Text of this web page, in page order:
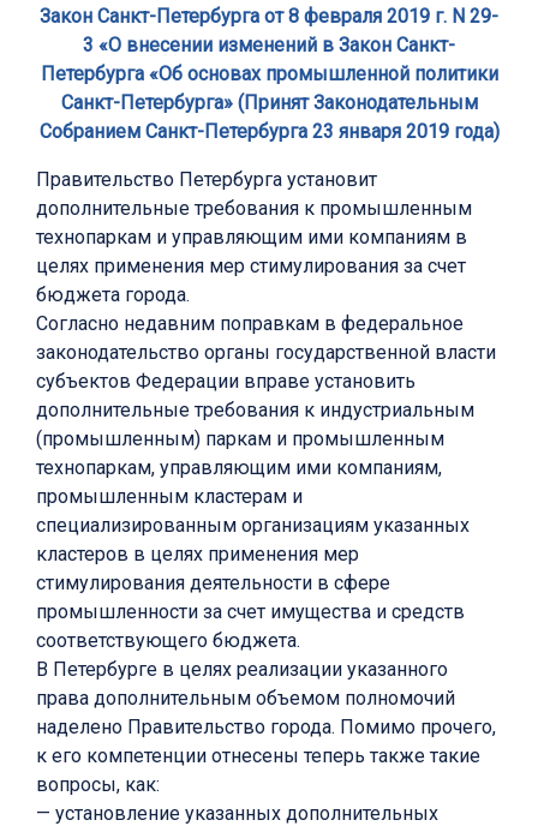
Закон Санкт-Петербурга от 8 февраля 2019 г. N 29-
3 «О внесении изменений в Закон Санкт-
Петербурга «Об основах промышленной политики
Санкт-Петербурга» (Принят Законодательным
Собранием Санкт-Петербурга 23 января 2019 года)
Правительство Петербурга установит
дополнительные требования к промышленным
технопаркам и управляющим ими компаниям в
целях применения мер стимулирования за счет
бюджета города.
Согласно недавним поправкам в федеральное
законодательство органы государственной власти
субъектов Федерации вправе установить
дополнительные требования к индустриальным
(промышленным) паркам и промышленным
технопаркам, управляющим ими компаниям,
промышленным кластерам и
специализированным организациям указанных
кластеров в целях применения мер
стимулирования деятельности в сфере
промышленности за счет имущества и средств
соответствующего бюджета.
В Петербурге в целях реализации указанного
права дополнительным объемом полномочий
наделено Правительство города. Помимо прочего,
к его компетенции отнесены теперь также такие
вопросы, как:
— установление указанных дополнительных